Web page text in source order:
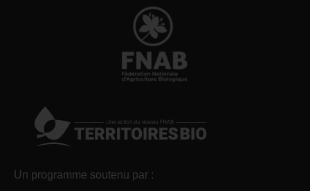
Un programme soutenu par :